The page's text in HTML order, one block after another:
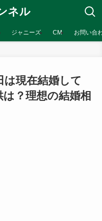
ネル
ジャニーズ CM お問い合
は現在結婚して
？理想の結婚相